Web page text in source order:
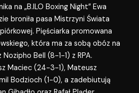
na „B.ILO Boxing Night” Ewa
broniła pasa Mistrzyni Świata
Pięściarka promowana
która ma za sobą obóz na
Bell (8-1-1) z RPA.
Maciec (24-3-1), Mateusz
Bodzioch (1-0), a zadebiutują